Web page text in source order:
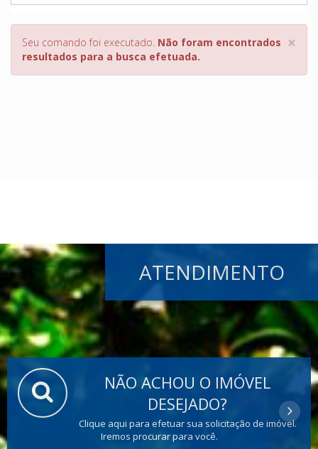
×
Seu comando foi executado. Não foram encontrados
resultados para a busca efetuada.
ATENDIMENTO
NÃO ACHOU O IMÓVEL
DESEJADO?
Clique aqui para efetuar sua solicitação de imóvel.
Iremos procurar para você.